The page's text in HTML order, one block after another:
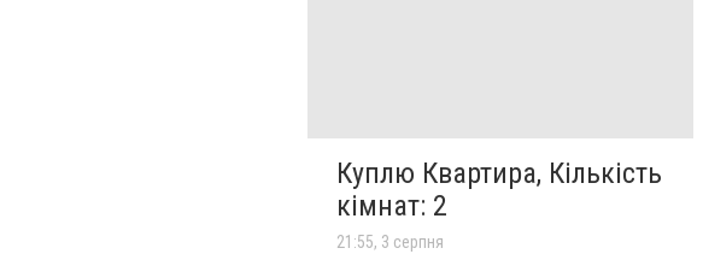
Куплю Квартира, Кількість
кімнат: 2
21:55, 3 серпня